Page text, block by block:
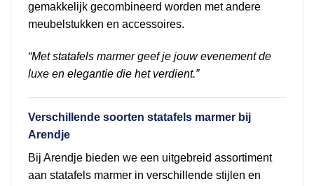
gemakkelijk gecombineerd worden met andere
meubelstukken en accessoires.
“Met statafels marmer geef je jouw evenement de
luxe en elegantie die het verdient.”
Verschillende soorten statafels marmer bij
Arendje
Bij Arendje bieden we een uitgebreid assortiment
aan statafels marmer in verschillende stijlen en